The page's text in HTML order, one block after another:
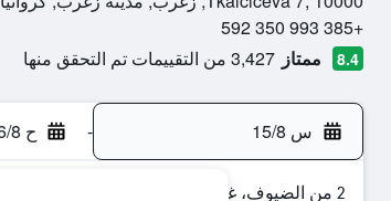
+385 993 350 592
8.4 ممتاز 3,427 من التقييمات تم التحقق منها
س 15/8 - ح 16/8
2 من الضيوف، غرفة واحدة